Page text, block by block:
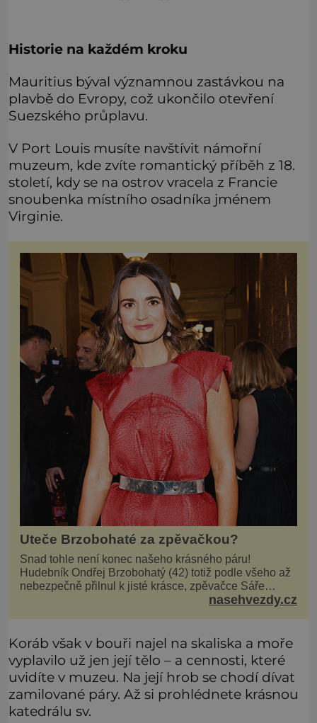
Historie na každém kroku
Mauritius býval významnou zastávkou na
plavbě do Evropy, což ukončilo otevření
Suezského průplavu.
V Port Louis musíte navštívit námořní
muzeum, kde zvíte romantický příběh z 18.
století, kdy se na ostrov vracela z Francie
snoubenka místního osadníka jménem
Virginie.
Uteče Brzobohaté za zpěvačkou?
Snad tohle není konec našeho krásného páru!
Hudebník Ondřej Brzobohatý (42) totiž podle všeho až
nebezpečně přilnul k jisté krásce, zpěvačce Sáře
Milfajtové (33), která jednou byla hostem v pořadu
nasehvezdy.cz
Koráb však v bouři najel na skaliska a moře
vyplavilo už jen její tělo – a cennosti, které
uvidíte v muzeu. Na její hrob se chodí dívat
zamilované páry. Až si prohlédnete krásnou
katedrálu sv.